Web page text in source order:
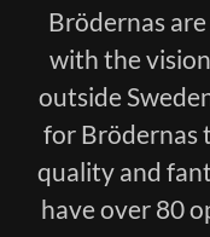
Brödernas
with the
outside
for Brödernas
quality and
have over 80